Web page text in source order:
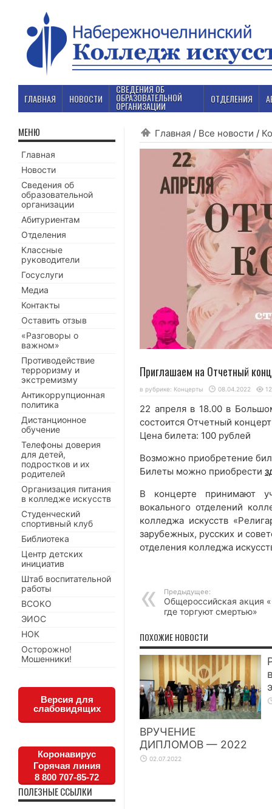
ГЛАВНАЯ НОВОСТИ
СВЕДЕНИЯ ОБ
ОБРАЗОВАТЕЛЬНОЙ
ОРГАНИЗАЦИИ
ОТДЕЛЕНИЯ
Главная / Все новости /
Приглашаем на Отчетный
в рубрике: Концерты 08.04.2022
22 апреля в 18.00 в
состоится Отчетный
Цена билета: 100 рублей
Возможно приобретение
Билеты можно приобрести
В концерте принимают
вокального отделений
колледжа искусств
зарубежных, русских и
отделения колледжа
Предыдущее:
Общероссийская акция
где торгуют смертью»
ПОХОЖИЕ НОВОСТИ
ВРУЧЕНИЕ
ДИПЛОМОВ — 2022
02.07.2022
МЕНЮ
Главная
Новости
Сведения об
образовательной
организации
Абитуриентам
Отделения
Классные
руководители
Госуслуги
Медиа
Контакты
Оставить отзыв
«Разговоры о
важном»
Противодействие
терроризму и
экстремизму
Антикоррупционная
политика
Дистанционное
обучение
Телефоны доверия
для детей,
подростков и их
родителей
Организация питания
в колледже искусств
Студенческий
спортивный клуб
Библиотека
Центр детских
инициатив
Штаб воспитательной
работы
ВСОКО
ЭИОС
НОК
Осторожно!
Мошенники!
Версия для
слабовидящих
Коронавирус
Горячая линия
8 800 707-85-72
ПОЛЕЗНЫЕ ССЫЛКИ